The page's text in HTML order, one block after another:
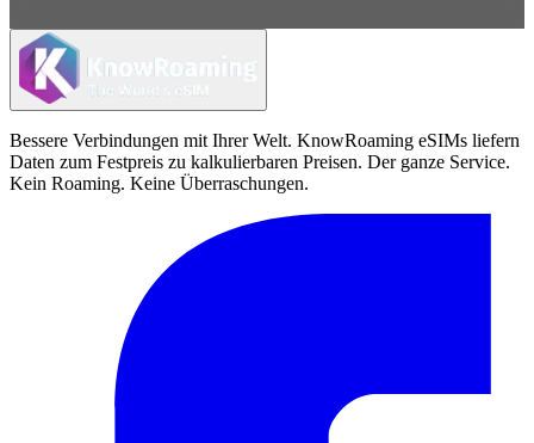
Bessere Verbindungen mit Ihrer Welt. KnowRoaming eSIMs liefern
Daten zum Festpreis zu kalkulierbaren Preisen. Der ganze Service.
Kein Roaming. Keine Überraschungen.